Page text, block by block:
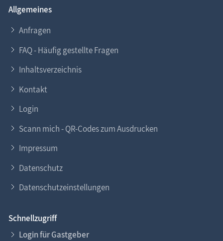
Allgemeines
Anfragen
FAQ - Häufig gestellte Fragen
Inhaltsverzeichnis
Kontakt
Login
Scann mich - QR-Codes zum Ausdrucken
Impressum
Datenschutz
Datenschutzeinstellungen
Schnellzugriff
Login für Gastgeber